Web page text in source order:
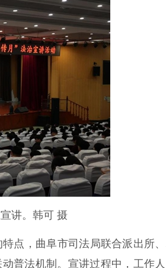
讲。韩可 摄
点，曲阜市司法局联合派出所
普法机制。宣讲过程中，工作